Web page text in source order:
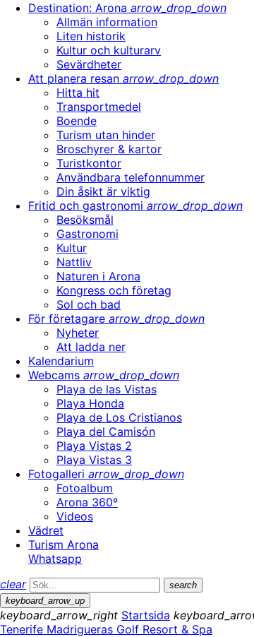
Destination: Arona arrow_drop_down
Allmän information
Liten historik
Kultur och kulturarv
Sevärdheter
Att planera resan arrow_drop_down
Hitta hit
Transportmedel
Boende
Turism utan hinder
Broschyrer & kartor
Turistkontor
Användbara telefonnummer
Din åsikt är viktig
Fritid och gastronomi arrow_drop_down
Besöksmål
Gastronomi
Kultur
Nattliv
Naturen i Arona
Kongress och företag
Sol och bad
För företagare arrow_drop_down
Nyheter
Att ladda ner
Kalendarium
Webcams arrow_drop_down
Playa de las Vistas
Playa Honda
Playa de Los Cristianos
Playa del Camisón
Playa Vistas 2
Playa Vistas 3
Fotogalleri arrow_drop_down
Fotoalbum
Arona 360º
Videos
Vädret
Turism Arona
Whatsapp
clear
search
keyboard_arrow_up
keyboard_arrow_right Startsida
Tenerife Madrigueras Golf Resort & Spa